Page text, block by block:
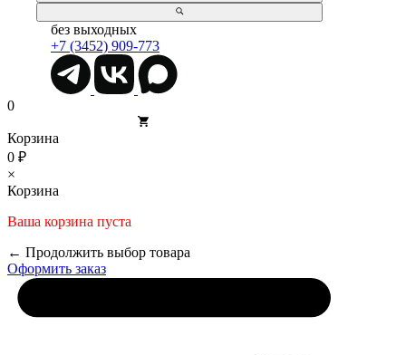
без выходных
+7 (3452) 909-773
0
Корзина
0 ₽
×
Корзина
Ваша корзина пуста
← Продолжить выбор товара
Оформить заказ